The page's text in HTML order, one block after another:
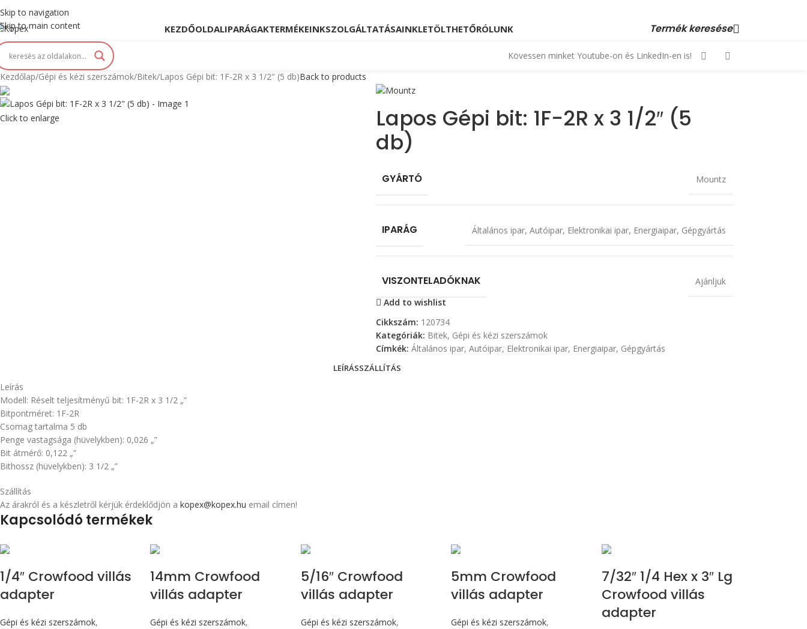
Skip to navigation
Skip to main content
Innováció és Tradíció kéz a kézben...
KEZDŐOLDALIPARÁGAKTERMÉKEINKSZOLGÁLTATÁSAINKLETÖLTHETŐRÓLUNK Termék keresése
Kövessen minket Youtube-on és LinkedIn-en is!
Kezdőlap Gépi és kézi szerszámok Bitek Lapos Gépi bit: 1F-2R x 3 1/2″ (5 db)Back to products
Click to enlarge
Lapos Gépi bit: 1F-2R x 3 1/2″ (5
db)
GYÁRTÓ Mountz
IPARÁG Általános ipar, Autóipar, Elektronikai ipar, Energiaipar, Gépgyártás
VISZONTELADÓKNAK
Ajánljuk
Add to wishlist
Cikkszám: 120734
Kategóriák: Bitek, Gépi és kézi szerszámok
Címkék: Általános ipar, Autóipar, Elektronikai ipar, Energiaipar, Gépgyártás
LEÍRÁSSZÁLLÍTÁS
Leírás
Modell: Réselt teljesítményű bit: 1F-2R x 3 1/2 „”
Bitpontméret: 1F-2R
Csomag tartalma 5 db
Penge vastagsága (hüvelykben): 0,026 „”
Bit átmérő: 0,122 „”
Bithossz (hüvelykben): 3 1/2 „”
Szállítás
Az árakról és a készletről kérjük érdeklődjön a kopex@kopex.hu email címen!
Kapcsolódó termékek
1/4″ Crowfood villás
adapter
Gépi és kézi szerszámok,
14mm Crowfood
villás adapter
Gépi és kézi szerszámok,
5/16″ Crowfood
villás adapter
Gépi és kézi szerszámok,
5mm Crowfood
villás adapter
Gépi és kézi szerszámok,
7/32″ 1/4 Hex x 3″ Lg
Crowfood villás
adapter